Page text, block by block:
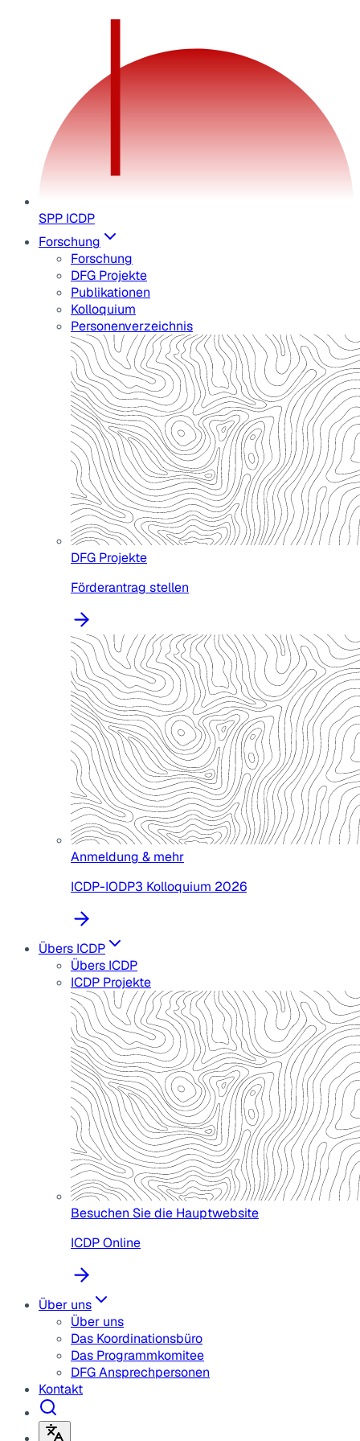
SPP ICDP
Forschung
Forschung
DFG Projekte
Publikationen
Kolloquium
Personenverzeichnis
DFG Projekte
Förderantrag stellen
Anmeldung & mehr
ICDP-IODP3 Kolloquium 2026
Übers ICDP
Übers ICDP
ICDP Projekte
Besuchen Sie die Hauptwebsite
ICDP Online
Über uns
Über uns
Das Koordinationsbüro
Das Programmkomitee
DFG Ansprechpersonen
Kontakt